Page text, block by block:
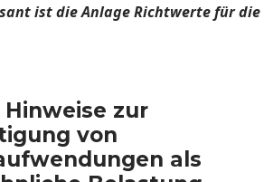
ist die Anlage Richtwerte für die
zur
von
als